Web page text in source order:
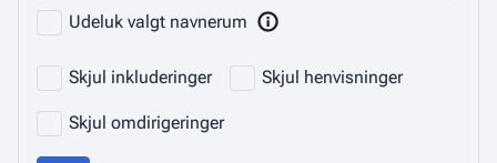
Udeluk valgt navnerum
Skjul inkluderinger Skjul henvisninger
Skjul omdirigeringer